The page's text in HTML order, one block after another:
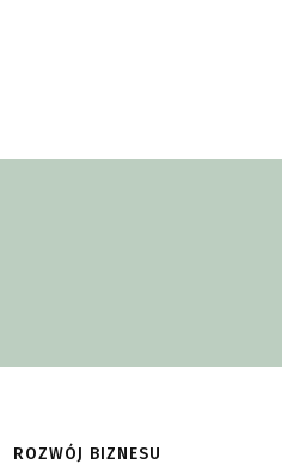
ROZWÓJ BIZNESU